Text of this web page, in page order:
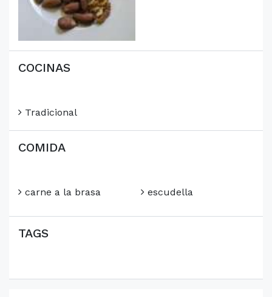
COCINAS
Tradicional
COMIDA
carne a la brasa escudella
TAGS